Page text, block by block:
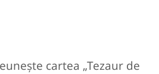
cartea „Tezaur de